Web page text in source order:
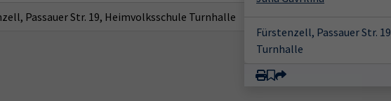
Passauer Str. 19, Heimvolksschule Turnhalle
Fürstenzell, Passauer Str.
Turnhalle